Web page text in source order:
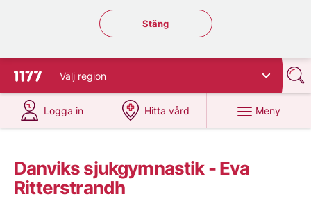
Stäng regionsväljaren
Stäng
Till startsidan för 1177
Välj region
Logga in
på 1177.se
Hitta vård
på 1177.se
Meny
Danviks sjukgymnastik - Eva
Ritterstrandh